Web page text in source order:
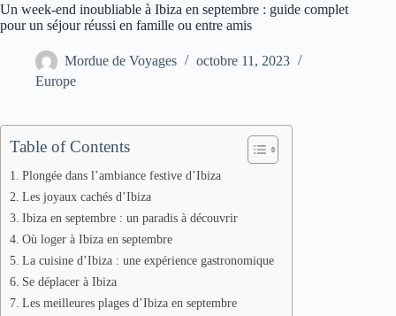
Un week-end inoubliable à Ibiza en septembre : guide complet
pour un séjour réussi en famille ou entre amis
Mordue de Voyages
octobre 11, 2023
Europe
Table of Contents
Plongée dans l’ambiance festive d’Ibiza
Les joyaux cachés d’Ibiza
Ibiza en septembre : un paradis à découvrir
Où loger à Ibiza en septembre
La cuisine d’Ibiza : une expérience gastronomique
Se déplacer à Ibiza
Les meilleures plages d’Ibiza en septembre